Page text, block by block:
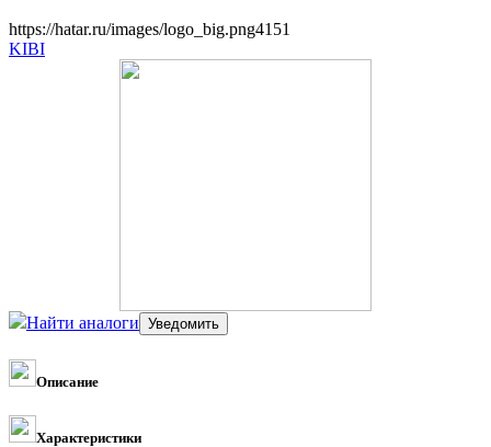
https://hatar.ru/images/logo_big.png41 51
KIBI
Найти аналоги
Описание
Характеристики